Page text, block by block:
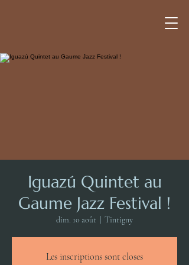
Iguazú Quintet au
Gaume Jazz Festival !
dim. 10 août Tintigny
Les inscriptions sont closes